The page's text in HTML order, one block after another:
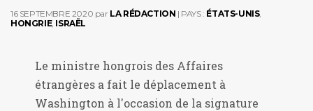
16 SEPTEMBRE 2020 par LA RÉDACTION | PAYS : ÉTATS-UNIS,
HONGRIE, ISRAËL
Le ministre hongrois des Affaires
étrangères a fait le déplacement à
Washington à l'occasion de la signature